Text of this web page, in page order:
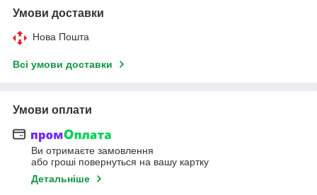
Умови доставки
Нова Пошта
Всі умови доставки
Умови оплати
Ви отримаєте замовлення
або гроші повернуться на вашу картку
Детальніше